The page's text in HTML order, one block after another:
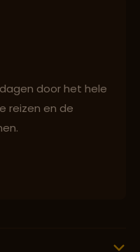
door het hele
reizen en de